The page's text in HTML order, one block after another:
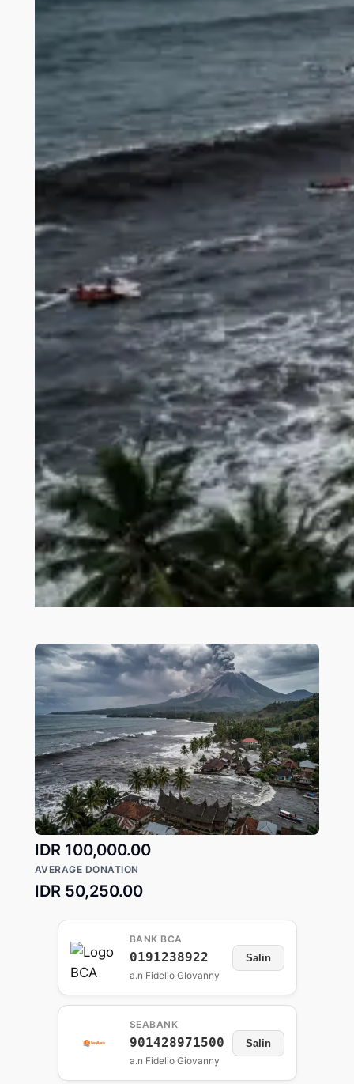
TOP DONATION
IDR 100,000.00
AVERAGE DONATION
IDR 50,250.00
BANK BCA
0191238922
a.n Fidelio GIovanny
Salin
SEABANK
901428971500
a.n Fidelio Giovanny
Salin